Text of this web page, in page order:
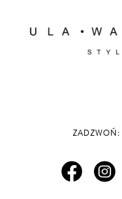
ZADZWOŃ: